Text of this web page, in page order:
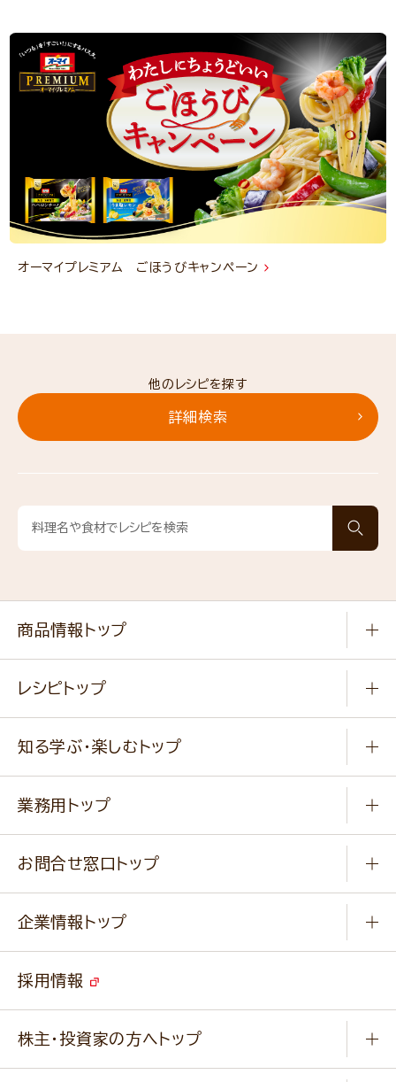
オーマイプレミアム ごほうびキャンペーン
他のレシピを探す
詳細検索
商品情報トップ
健康食品・他
新商品・リニューアル商品
通販サイト一覧
レシピトップ
作り方動画
みなさまのレシピはこちら
知る学ぶ・楽しむトップ
ふっくらパンをつくりましょう
キャンペーン
業務用トップ
ニップンの アマニ 業務用サイト
ベジカフェブランドサイト
お問合せ窓口トップ
改善事例
業務用商品のお問合せ
企業情報トップ
事業紹介
採用情報
株主・投資家の方へトップ